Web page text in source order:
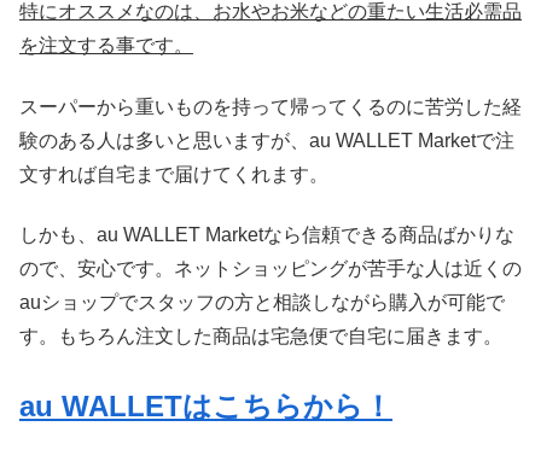
特にオススメなのは、お水やお米などの重たい生活必需品
を注文する事です。
スーパーから重いものを持って帰ってくるのに苦労した経
験のある人は多いと思いますが、au WALLET Marketで注
文すれば自宅まで届けてくれます。
しかも、au WALLET Marketなら信頼できる商品ばかりな
ので、安心です。ネットショッピングが苦手な人は近くの
auショップでスタッフの方と相談しながら購入が可能で
す。もちろん注文した商品は宅急便で自宅に届きます。
au WALLETはこちらから！